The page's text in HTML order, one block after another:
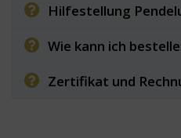
Hilfestellung
Wie kann ich
Zertifikat und